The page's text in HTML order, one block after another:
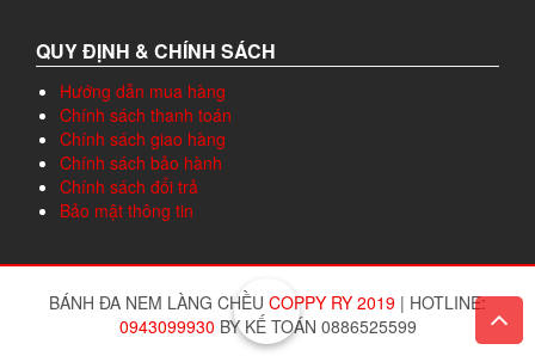
QUY ĐỊNH & CHÍNH SÁCH
Hướng dẫn mua hàng
Chính sách thanh toán
Chính sách giao hàng
Chính sách bảo hành
Chính sách đổi trả
Bảo mật thông tin
BÁNH ĐA NEM LÀNG CHỀU COPPY RY 2019 | HOTLINE:
0943099930 BY KẾ TOÁN 0886525599